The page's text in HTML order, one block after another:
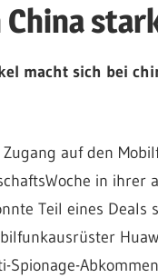
macht sich bei
auf den
in ihrer
Teil eines Deals
Spionage-